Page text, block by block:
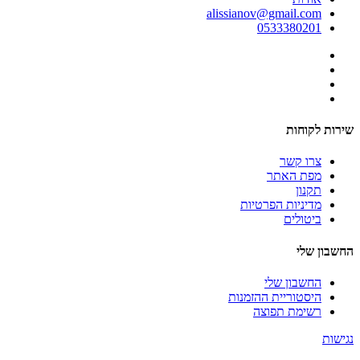
alissianov@gmail.com
0533380201
שירות לקוחות
צרו קשר
מפת האתר
תקנון
מדיניות הפרטיות
ביטולים
החשבון שלי
החשבון שלי
היסטוריית ההזמנות
רשימת תפוצה
נגישות